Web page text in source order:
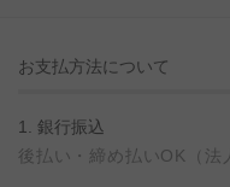
お支払方法について
1. 銀行振込
後払い・締め払いOK（法